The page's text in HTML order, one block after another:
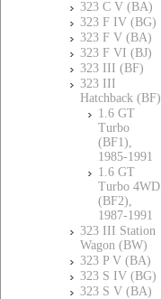
323 C V (BA)
323 F IV (BG)
323 F V (BA)
323 F VI (BJ)
323 III (BF)
323 III
Hatchback (BF)
1.6 GT
Turbo
(BF1),
1985-1991
1.6 GT
Turbo 4WD
(BF2),
1987-1991
323 III Station
Wagon (BW)
323 P V (BA)
323 S IV (BG)
323 S V (BA)